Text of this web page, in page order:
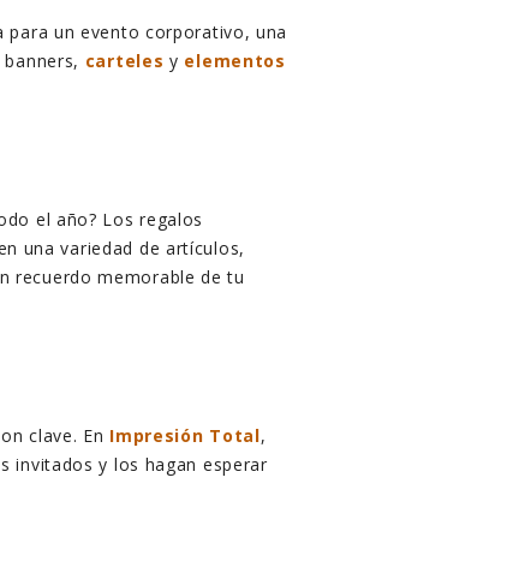
para un evento corporativo, una
carteles y elementos
el año? Los regalos
una variedad de artículos,
recuerdo memorable de tu
clave. En Impresión Total,
invitados y los hagan esperar